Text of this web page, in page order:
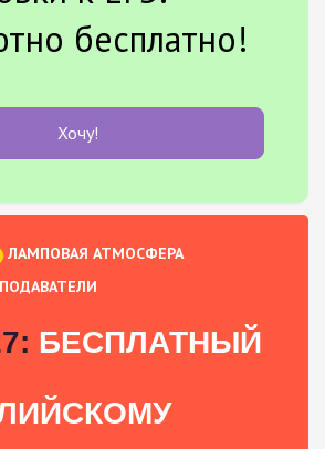
бесплатно!
Хочу!
ЛАМПОВАЯ АТМОСФЕРА
БЕСПЛАТНЫЙ